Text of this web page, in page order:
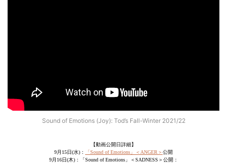
Sound of Emotions (Joy): Tod’s Fall-Winter 2021/22
【動画公開日詳細】
9月15日(水)：
「Sound of Emotions」＜ANGER＞公開
9月16日(木)：「Sound of Emotions」＜SADNESS＞公開：